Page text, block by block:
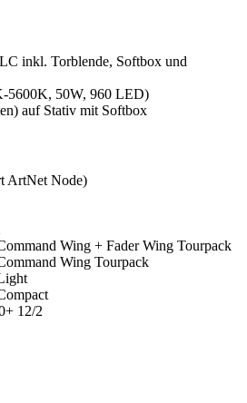
inkl. Torblende, Softbox und
5600K, 50W, 960 LED)
auf Stativ mit Softbox
ArtNet Node)
Wing + Fader Wing Tourpack
Wing Tourpack
12/2